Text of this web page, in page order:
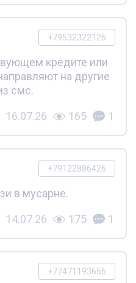
+79532322126
кредите или
на другие
смс.
16.07.26 165 1
+79122886426
в мусарне.
14.07.26 175 1
+77471193656